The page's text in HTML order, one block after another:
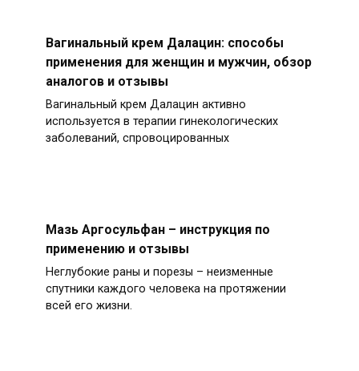
Вагинальный крем Далацин: способы
применения для женщин и мужчин, обзор
аналогов и отзывы
Вагинальный крем Далацин активно
используется в терапии гинекологических
заболеваний, спровоцированных
Мазь Аргосульфан – инструкция по
применению и отзывы
Неглубокие раны и порезы – неизменные
спутники каждого человека на протяжении
всей его жизни.